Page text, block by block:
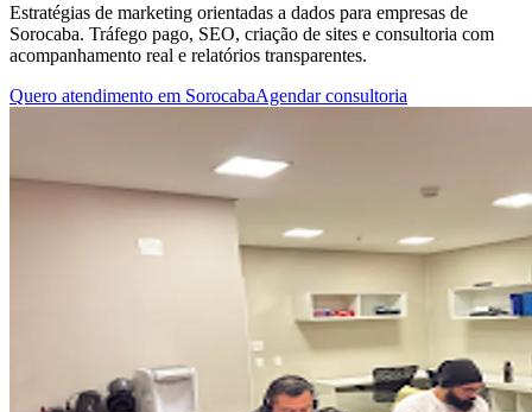
Estratégias de marketing orientadas a dados para empresas de
Sorocaba. Tráfego pago, SEO, criação de sites e consultoria com
acompanhamento real e relatórios transparentes.
Quero atendimento em SorocabaAgendar consultoria